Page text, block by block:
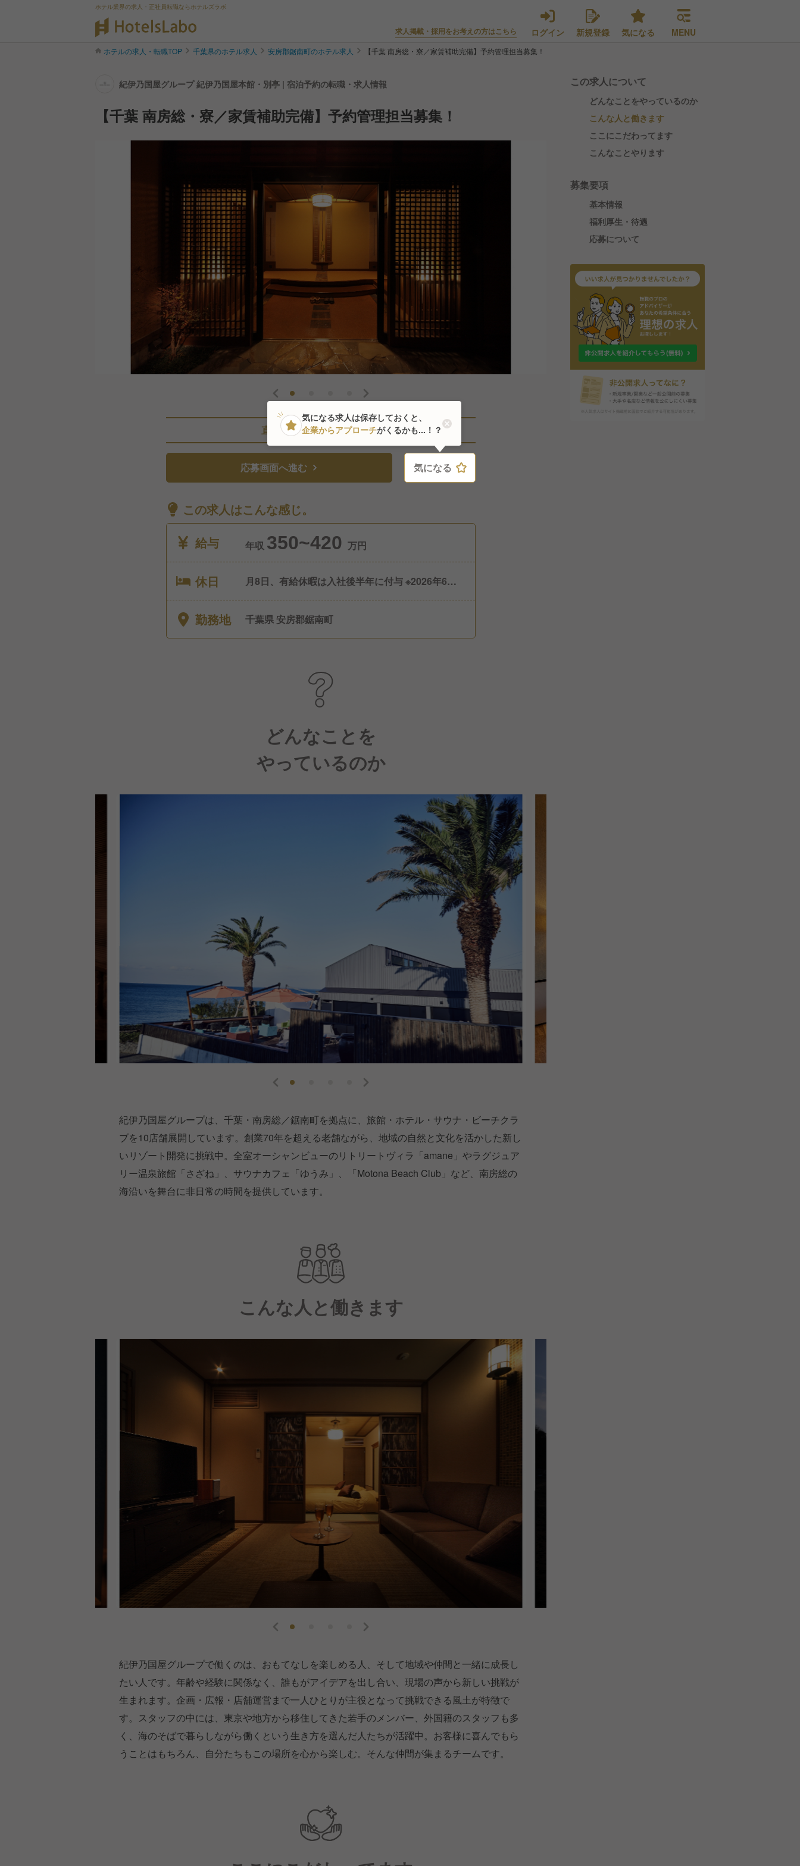
ホテル業界の求人・正社員転職ならホテルズラボ
求人掲載・採用をお考えの方はこちら ログイン 新規登録 気になる MENU
ホテルの求人・転職TOP 千葉県のホテル求人 安房郡鋸南町のホテル求人 【千葉 南房総・寮／家賃補助完備】予約管理担当募集！
紀伊乃国屋グループ 紀伊乃国屋本館・別亭 | 宿泊予約の転職・求人情報
【千葉 南房総・寮／家賃補助完備】予約管理担当募集！
直近2人がこの求人を検討中
応募画面へ進む 気になる
この求人はこんな感じ。
給与
年収 350~420 万円
休日
月8日、有給休暇は入社後半年に付与 ※2026年6月
勤務地 千葉県 安房郡鋸南町
どんなことを
やっているのか
紀伊乃国屋グループは、千葉・南房総／鋸南町を拠点に、旅館・ホテル・サウナ・ビーチクラ
ブを10店舗展開しています。創業70年を超える老舗ながら、地域の自然と文化を活かした新し
いリゾート開発に挑戦中。全室オーシャンビューのリトリートヴィラ「amane」やラグジュア
リー温泉旅館「さざね」、サウナカフェ「ゆうみ」、「Motona Beach Club」など、南房総の
海沿いを舞台に非日常の時間を提供しています。
こんな人と働きます
紀伊乃国屋グループで働くのは、おもてなしを楽しめる人、そして地域や仲間と一緒に成長し
たい人です。年齢や経験に関係なく、誰もがアイデアを出し合い、現場の声から新しい挑戦が
生まれます。企画・広報・店舗運営まで一人ひとりが主役となって挑戦できる風土が特徴で
す。スタッフの中には、東京や地方から移住してきた若手のメンバー、外国籍のスタッフも多
く、海のそばで暮らしながら働くという生き方を選んだ人たちが活躍中。お客様に喜んでもら
うことはもちろん、自分たちもこの場所を心から楽しむ。そんな仲間が集まるチームです。
この求人について
どんなことをやっているのか
こんな人と働きます
ここにこだわってます
こんなことやります
募集要項
基本情報
福利厚生・待遇
応募について
気になる
気になる求人は保存しておくと、
企業からアプローチがくるかも...！？